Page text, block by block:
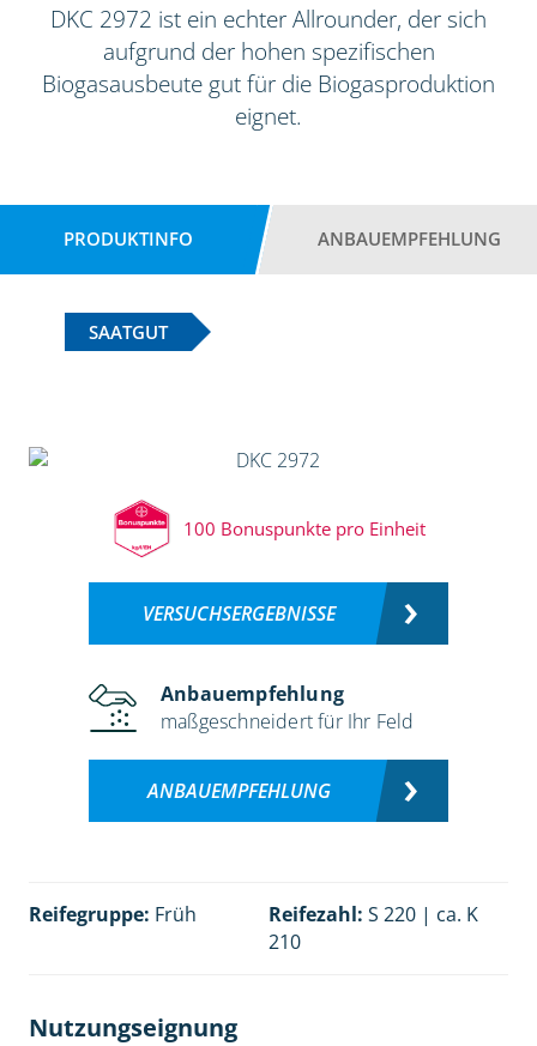
DKC 2972 ist ein echter Allrounder, der sich
aufgrund der hohen spezifischen
Biogasausbeute gut für die Biogasproduktion
eignet.
PRODUKTINFO ANBAUEMPFEHLUNG
SAATGUT
100 Bonuspunkte pro Einheit
VERSUCHSERGEBNISSE
Anbauempfehlung
maßgeschneidert für Ihr Feld
ANBAUEMPFEHLUNG
Reifegruppe: Früh Reifezahl: S 220 | ca. K
210
Nutzungseignung